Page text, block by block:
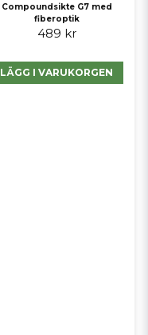
Compoundsikte G7 med
fiberoptik
489 kr
LÄGG I VARUKORGEN